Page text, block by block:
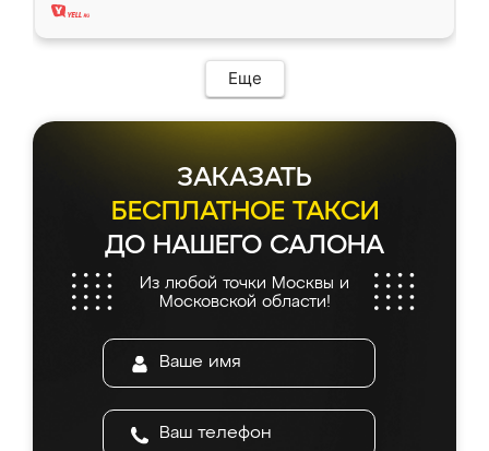
Еще
ЗАКАЗАТЬ
БЕСПЛАТНОЕ ТАКСИ
ДО НАШЕГО САЛОНА
Из любой точки Москвы и
Московской области!